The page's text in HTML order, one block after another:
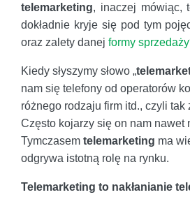
telemarketing, inaczej mówiąc,
dokładnie kryje się pod tym
oraz zalety danej formy sprzedaży
Kiedy słyszymy słowo „
nam się telefony od operatorów
różnego rodzaju firm itd., czyli tak
Często kojarzy się on nam nawet
Tymczasem telemarketing ma
odgrywa istotną rolę na rynku.
Telemarketing to nakłanianie